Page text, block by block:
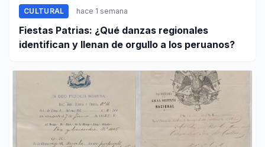
CULTURAL hace 1 semana
Fiestas Patrias: ¿Qué danzas regionales
identifican y llenan de orgullo a los peruanos?